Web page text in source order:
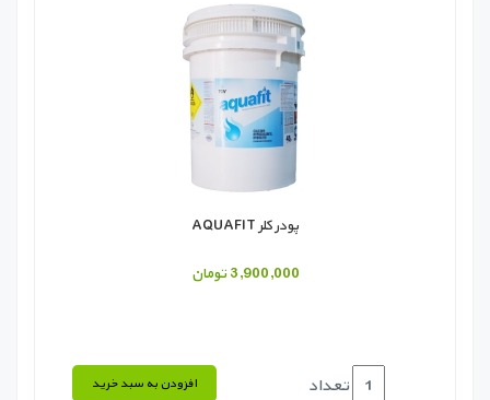
پودر کلر AQUAFIT
3,900,000 تومان
تعداد افزودن به سبد خرید